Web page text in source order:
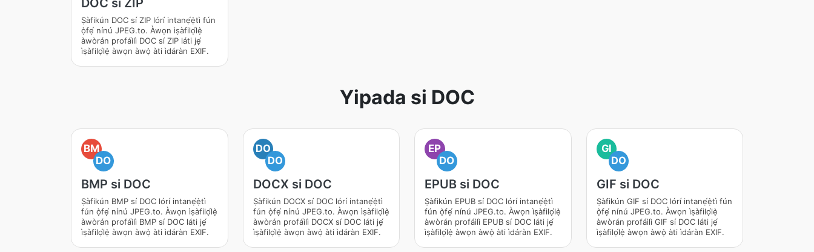
DOC si ZIP
Ṣàfikún DOC sí ZIP lórí intanẹ́ẹ̀tì fún
ọ̀fẹ́ nínú JPEG.to. Àwọn ìṣàfilọ́lẹ̀
àwòrán profáìlì DOC sí ZIP láti jẹ́
ìṣàfilọ́lẹ̀ àwọn àwọ̀ àti ìdáràn EXIF.
Yipada si DOC
BM
DO
BMP si DOC
Ṣàfikún BMP sí DOC lórí intanẹ́ẹ̀tì
fún ọ̀fẹ́ nínú JPEG.to. Àwọn ìṣàfilọ́lẹ̀
àwòrán profáìlì BMP sí DOC láti jẹ́
ìṣàfilọ́lẹ̀ àwọn àwọ̀ àti ìdáràn EXIF.
DO
DO
DOCX si DOC
Ṣàfikún DOCX sí DOC lórí intanẹ́ẹ̀tì
fún ọ̀fẹ́ nínú JPEG.to. Àwọn ìṣàfilọ́lẹ̀
àwòrán profáìlì DOCX sí DOC láti jẹ́
ìṣàfilọ́lẹ̀ àwọn àwọ̀ àti ìdáràn EXIF.
EP
DO
EPUB si DOC
Ṣàfikún EPUB sí DOC lórí intanẹ́ẹ̀tì
fún ọ̀fẹ́ nínú JPEG.to. Àwọn ìṣàfilọ́lẹ̀
àwòrán profáìlì EPUB sí DOC láti jẹ́
ìṣàfilọ́lẹ̀ àwọn àwọ̀ àti ìdáràn EXIF.
GI
DO
GIF si DOC
Ṣàfikún GIF sí DOC lórí intanẹ́ẹ̀tì fún
ọ̀fẹ́ nínú JPEG.to. Àwọn ìṣàfilọ́lẹ̀
àwòrán profáìlì GIF sí DOC láti jẹ́
ìṣàfilọ́lẹ̀ àwọn àwọ̀ àti ìdáràn EXIF.